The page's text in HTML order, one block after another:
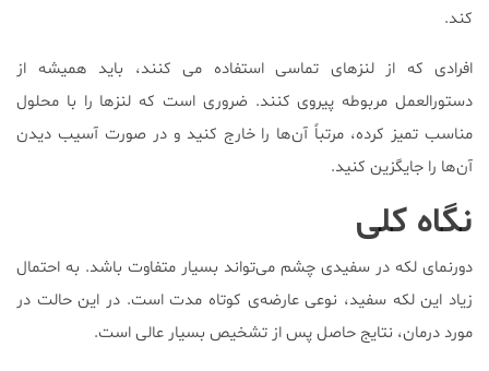
کند.
افرادی که از لنزهای تماسی استفاده می کنند، باید همیشه از
دستورالعمل مربوطه پیروی کنند. ضروری است که لنزها را با محلول
مناسب تمیز کرده، مرتباً آن‌ها را خارج کنید و در صورت آسیب دیدن
آن‌ها را جایگزین کنید.
نگاه کلی
دورنمای لکه در سفیدی چشم می‌تواند بسیار متفاوت باشد. به احتمال
زیاد این لکه سفید، نوعی عارضه‌ی کوتاه مدت است. در این حالت در
مورد درمان، نتایج حاصل پس از تشخیص بسیار عالی است.